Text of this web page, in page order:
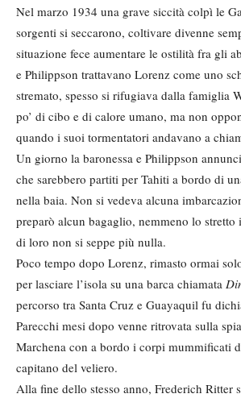
Nel marzo 1934 una grave siccità colpì le
sorgenti si seccarono, coltivare divenne
situazione fece aumentare le ostilità fra gli
e Philippson trattavano Lorenz come uno
stremato, spesso si rifugiava dalla famiglia
po’ di cibo e di calore umano, ma non
quando i suoi tormentatori andavano a
Un giorno la baronessa e Philippson
che sarebbero partiti per Tahiti a bordo di
nella baia. Non si vedeva alcuna
preparò alcun bagaglio, nemmeno lo stretto
di loro non si seppe più nulla.
Poco tempo dopo Lorenz, rimasto ormai
per lasciare l’isola su una barca chiamata
percorso tra Santa Cruz e Guayaquil fu
Parecchi mesi dopo venne ritrovata sulla
Marchena con a bordo i corpi mummificati
capitano del veliero.
Alla fine dello stesso anno, Frederich Ritter